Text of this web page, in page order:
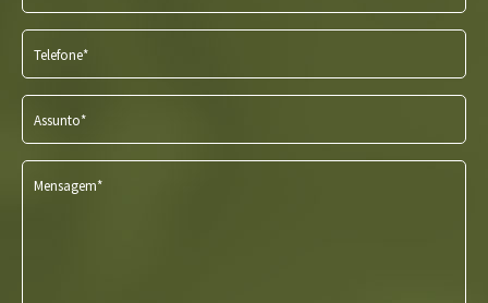
Telefone*
Assunto*
Mensagem*